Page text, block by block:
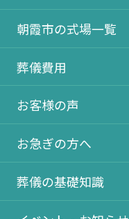
朝霞市の式場一覧
葬儀費用
お客様の声
お急ぎの方へ
葬儀の基礎知識